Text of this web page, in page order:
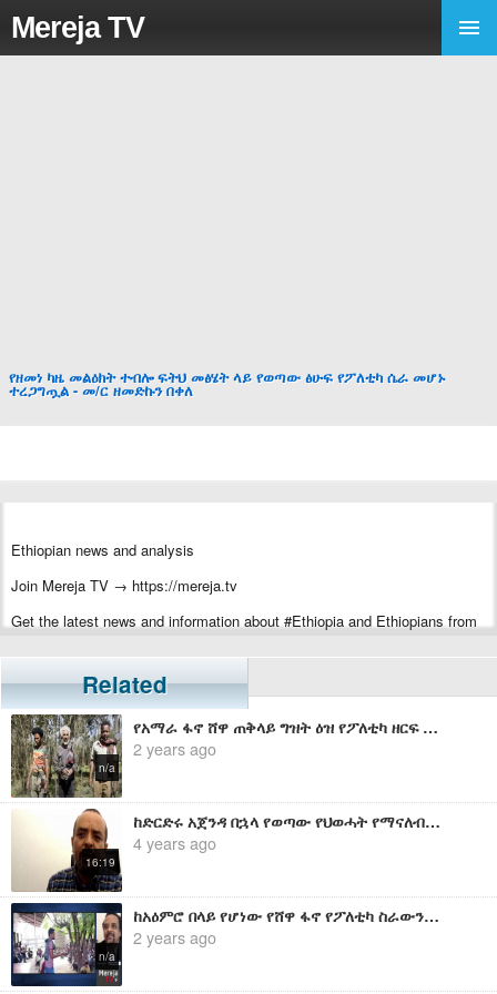
Mereja TV
የዘመነ ካዜ መልዕክት ተብሎ ፍትህ መፅሄት ላይ የወጣው ፅሁፍ የፖለቲካ ሴራ መሆኑ
ተረጋግጧል - መ/ር ዘመድኩን በቀለ
Ethiopian news and analysis
Join Mereja TV → https://mereja.tv
Get the latest news and information about #Ethiopia and Ethiopians from
For inquiry or additional information, visit Mereja.com
Mereja presents Ethiopian news, Ethiopian music, sports, arts, and
entertainment
Related
n/a
የአማራ ፋኖ ሸዋ ጠቅላይ ግዝት ዕዝ የፖለቲካ ዘርፍ ሃላፊ የሆነው መምህር ምንተስኖት በወቅታዊ ጉዳዮች ዙሪያ ያስተላለፈው መልዕክት
2 years ago
16:19
ከድርድሩ አጀንዳ በኋላ የወጣው የህወሓት የማናለብኝነት መግለጫ - መ/ር ዘመድኩን በቀለ
4 years ago
n/a
ከአዕምሮ በላይ የሆነው የሸዋ ፋኖ የፖለቲካ ስራውን እንዴት እንደሚሰራ ተመልከቱ - በመ/ር ዘመድኩን በቀለ
2 years ago